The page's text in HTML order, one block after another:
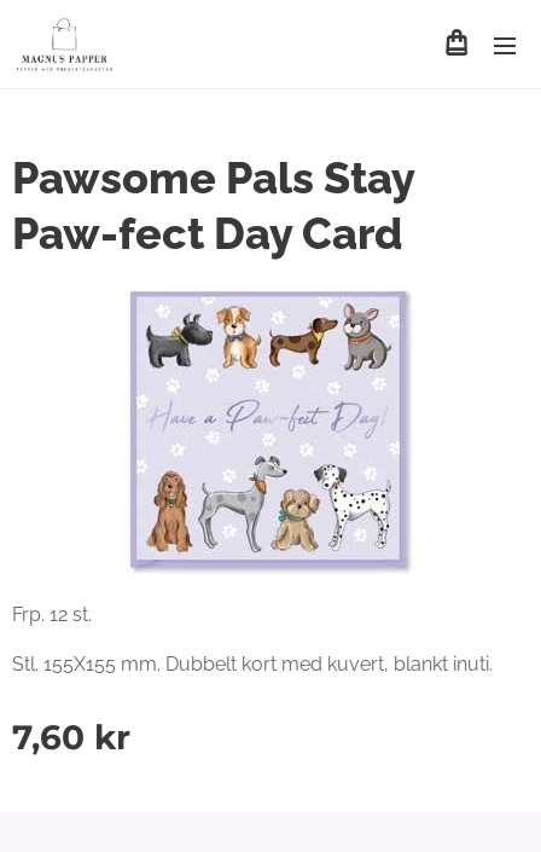
Pawsome Pals Stay
Paw-fect Day Card
Frp. 12 st.
Stl. 155X155 mm. Dubbelt kort med kuvert, blankt inuti.
7,60 kr